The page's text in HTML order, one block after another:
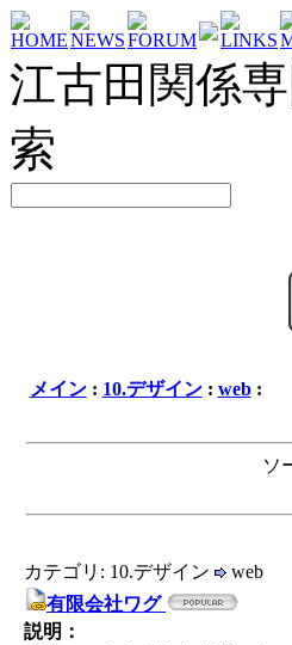
HOMENEWSFORUM LINKS
江古田関係
索
メイン: 10.デザイン: web:
ソ
カテゴリ: 10.デザイン
web
有限会社ワグ
説明：